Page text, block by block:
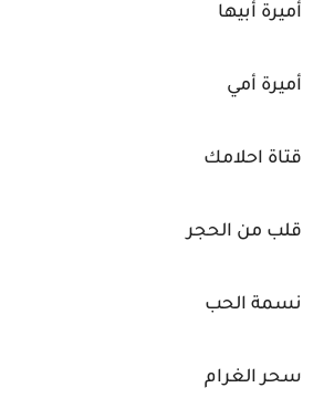
أميرة أبيها
أميرة أمي
قتاة احلامك
قلب من الحجر
نسمة الحب
سحر الغرام